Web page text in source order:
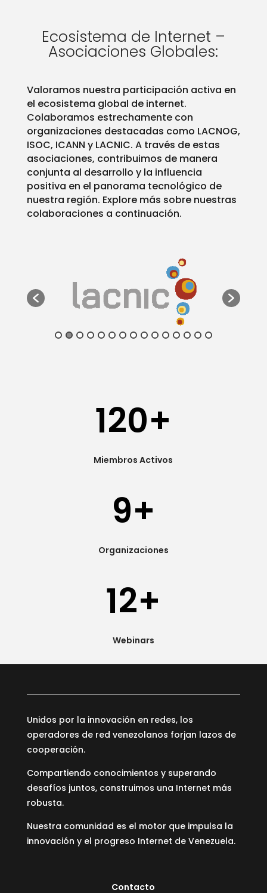
Ecosistema de Internet –
Asociaciones Globales:
Valoramos nuestra participación activa en
el ecosistema global de internet.
Colaboramos estrechamente con
organizaciones destacadas como LACNOG,
ISOC, ICANN y LACNIC. A través de estas
asociaciones, contribuimos de manera
conjunta al desarrollo y la influencia
positiva en el panorama tecnológico de
nuestra región. Explore más sobre nuestras
colaboraciones a continuación.
120+
Miembros Activos
9+
Organizaciones
12+
Webinars
Unidos por la innovación en redes, los
operadores de red venezolanos forjan lazos de
cooperación.
Compartiendo conocimientos y superando
desafíos juntos, construimos una Internet más
robusta.
Nuestra comunidad es el motor que impulsa la
innovación y el progreso Internet de Venezuela.
Contacto